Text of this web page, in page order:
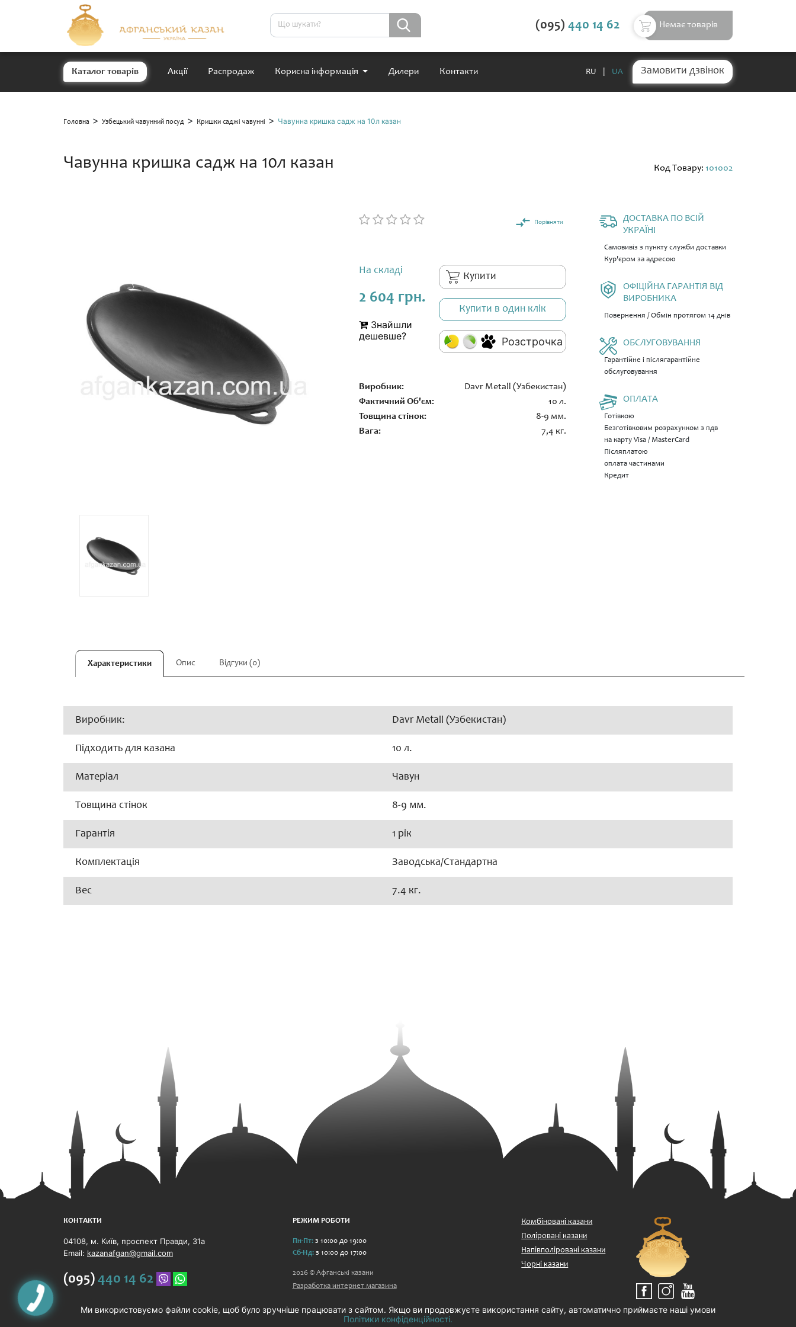
(095) 440 14 62 Немає товарів
Каталог товарів Акції Распродаж Корисна інформація Дилери Контакти Замовити дзвінок
RU UA
Головна > Узбецький чавунний посуд > Кришки саджі чавунні > Чавунна кришка садж на 10л казан
Чавунна кришка садж на 10л казан Код Товару: 101002
Порівняти
На складі
2 604 грн.
Знайшли
дешевше?
Купити
Купити в один клік
Розстрочка
Виробник:
Davr Metall (Узбекистан)
Фактичний Об'єм:
10 л.
Товщина стінок:
8-9 мм.
Вага:
7,4 кг.
ДОСТАВКА ПО ВСІЙ
УКРАЇНІ
Самовивіз з пункту служби доставки
Кур'єром за адресою
ОФІЦІЙНА ГАРАНТІЯ ВІД
ВИРОБНИКА
Повернення / Обмін протягом 14 днів
ОБСЛУГОВУВАННЯ
Гарантійне і післягарантійне
обслуговування
ОПЛАТА
Готівкою
Безготівковим розрахунком з пдв
на карту Visa / MasterCard
Післяплатою
оплата частинами
Кредит
Характеристики Опис Відгуки (0)
Виробник: Davr Metall (Узбекистан)
Підходить для казана 10 л.
Матеріал Чавун
Товщина стінок 8-9 мм.
Гарантія 1 рік
Комплектація Заводська/Стандартна
Вес 7.4 кг.
КОНТАКТИ
04108, м. Київ, проспект Правди, 31а
Email: kazanafgan@gmail.com
(095) 440 14 62
РЕЖИМ РОБОТИ
Пн-Пт:з 10:00 до 19:00
Сб-Нд:з 10:00 до 17:00
2026 © Афганські казани
Разработка интернет магазина
Комбіновані казани
Поліровані казани
Напівполіровані казани
Чорні казани
Ми використовуємо файли cookie, щоб було зручніше працювати з сайтом. Якщо ви продовжуєте використання сайту, автоматично приймаєте наші умови
Політики конфіденційності.